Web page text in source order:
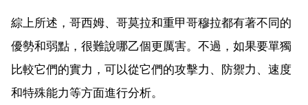
綜上所述，哥西姆、哥莫拉和重甲哥穆拉都有著不同的
優勢和弱點，很難說哪乙個更厲害。不過，如果要單獨
比較它們的實力，可以從它們的攻擊力、防禦力、速度
和特殊能力等方面進行分析。